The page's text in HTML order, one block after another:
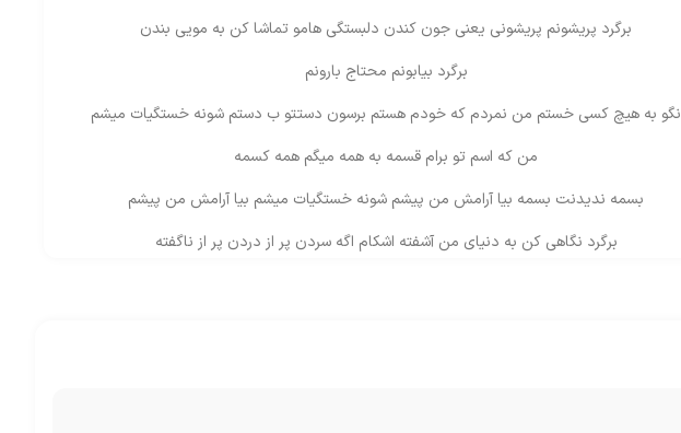
برگرد پریشونم پریشونی یعنی جون کندن دلبستگی هامو تماشا کن به مویی بندن
برگرد بیابونم محتاج بارونم
نگو به هیچ کسی خستم من نمردم که خودم هستم برسون دستتو ب دستم شونه خستگیات میشم
من که اسم تو برام قسمه به همه میگم همه کسمه
بسمه ندیدنت بسمه بیا آرامش من پیشم شونه خستگیات میشم بیا آرامش من پیشم
برگرد نگاهی کن به دنیای من آشفته اشکام اگه سردن پر از دردن پر از ناگفته